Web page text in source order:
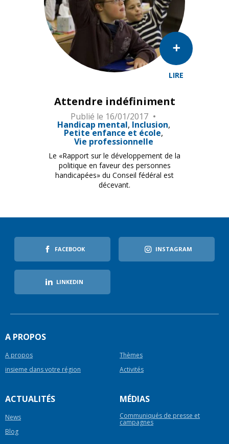
LIRE
Attendre indéfiniment
Publié le 16/01/2017
Handicap mental Inclusion
Petite enfance et école
Vie professionnelle
Le «Rapport sur le développement de la
politique en faveur des personnes
handicapées» du Conseil fédéral est
décevant.
FACEBOOK INSTAGRAM
LINKEDIN
A PROPOS
A propos
Thèmes
insieme dans votre région
Activités
ACTUALITÉS
News
Blog
MÉDIAS
Communiqués de presse et
campagnes